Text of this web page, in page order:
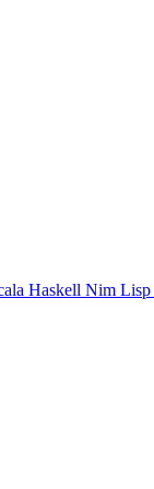
Haskell Nim Lisp